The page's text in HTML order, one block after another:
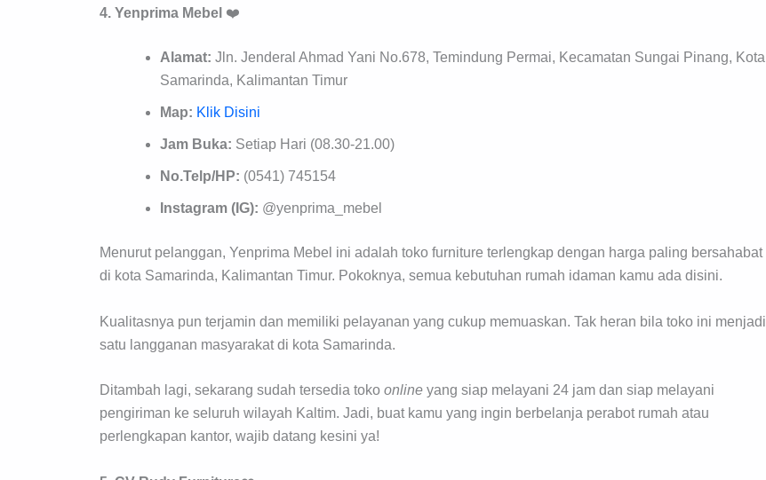
4. Yenprima Mebel ❤️
Alamat: Jln. Jenderal Ahmad Yani No.678, Temindung Permai, Kecamatan Sungai Pinang, Kota
Samarinda, Kalimantan Timur
Map: Klik Disini
Jam Buka: Setiap Hari (08.30-21.00)
No.Telp/HP: (0541) 745154
Instagram (IG): @yenprima_mebel
Menurut pelanggan, Yenprima Mebel ini adalah toko furniture terlengkap dengan harga paling bersahabat
di kota Samarinda, Kalimantan Timur. Pokoknya, semua kebutuhan rumah idaman kamu ada disini.
Kualitasnya pun terjamin dan memiliki pelayanan yang cukup memuaskan. Tak heran bila toko ini menjadi
satu langganan masyarakat di kota Samarinda.
Ditambah lagi, sekarang sudah tersedia toko online yang siap melayani 24 jam dan siap melayani
pengiriman ke seluruh wilayah Kaltim. Jadi, buat kamu yang ingin berbelanja perabot rumah atau
perlengkapan kantor, wajib datang kesini ya!